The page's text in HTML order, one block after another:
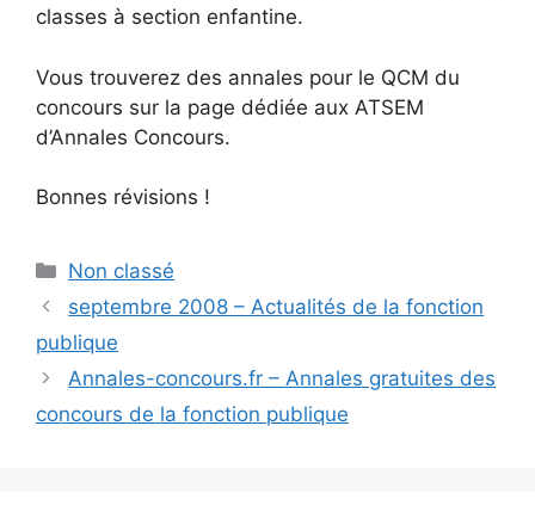
classes à section enfantine.
Vous trouverez des annales pour le QCM du
concours sur la page dédiée aux ATSEM
d’Annales Concours.
Bonnes révisions !
Catégories
Non classé
septembre 2008 – Actualités de la fonction
publique
Annales-concours.fr – Annales gratuites des
concours de la fonction publique